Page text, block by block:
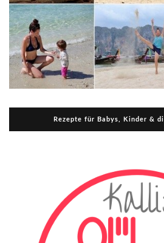
Rezepte für Babys, Kinder &